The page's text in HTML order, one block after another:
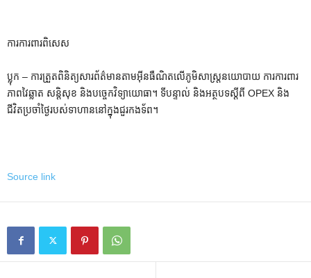
ការការពារពិសេស
ប្លុក – ការត្រួតពិនិត្យសារព័ត៌មានតាមអ៊ីនធឺណិតលើភូមិសាស្ត្រនយោបាយ ការការពារ
ភាពវៃឆ្លាត សន្តិសុខ និងបច្ចេកវិទ្យាយោធា។ ទីបន្ទាល់ និងអត្ថបទស្តីពី OPEX និង
ជីវិតប្រចាំថ្ងៃរបស់ទាហាននៅក្នុងជួរកងទ័ព។
Source link